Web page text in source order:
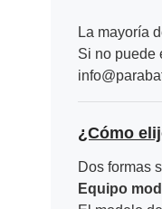
La mayoría
Si no puede
¿Cómo
Dos formas
Equipo